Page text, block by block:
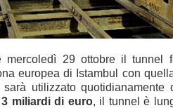
mercoledì 29 ottobre il tunnel
europea di Istambul con
utilizzato
3 miliardi di euro, il tunnel è